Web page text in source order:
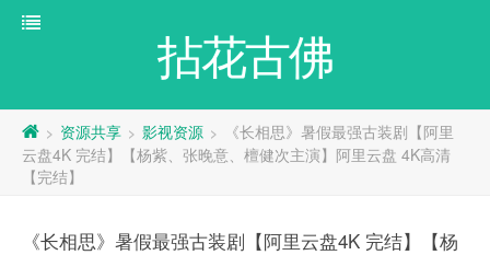
拈花古佛
> 资源共享 > 影视资源 >
《长相思》暑假最强古装剧【阿里
云盘4K 完结】【杨紫、张晚意、檀健次主演】阿里云盘 4K高清
【完结】
《长相思》暑假最强古装剧【阿里云盘4K 完结】【杨